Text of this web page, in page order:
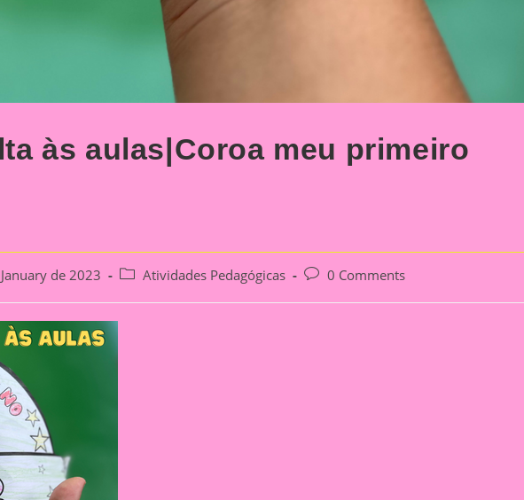
às aulas|Coroa meu primeiro
de 2023
PostAtividades Pedagógicas
Post0 Comments